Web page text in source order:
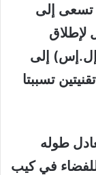
تسعى إلى
لإطلاق
إلى
تسببتا
طوله
للفضاء في كيب